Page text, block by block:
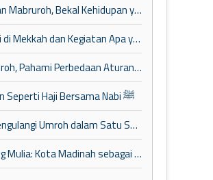
Umroh Mabrur dan Mabruroh, Bekal Kehidupan yang Lebih Baik
Berapa Lama Haji di Mekkah dan Kegiatan Apa yang Dilakukan?
Pakaian Saat Umroh, Pahami Perbedaan Aturan Jamaah Wanita dan Pria
Umroh Ramadhan Seperti Haji Bersama Nabi ﷺ
Fatwa Ulama: Mengulangi Umroh dalam Satu Safar
Keutamaan yang Mulia: Kota Madinah sebagai Tempat Penuh Berkah dan Perlindungan